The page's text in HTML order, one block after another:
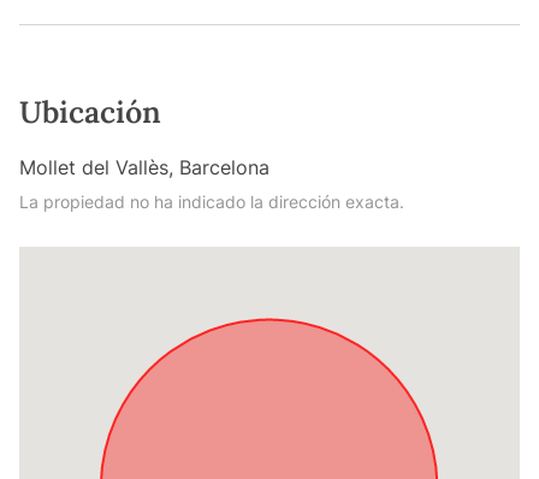
Ubicación
Mollet del Vallès, Barcelona
La propiedad no ha indicado la dirección exacta.